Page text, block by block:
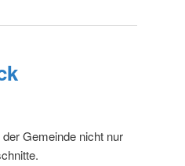
Gemeinde nicht nur